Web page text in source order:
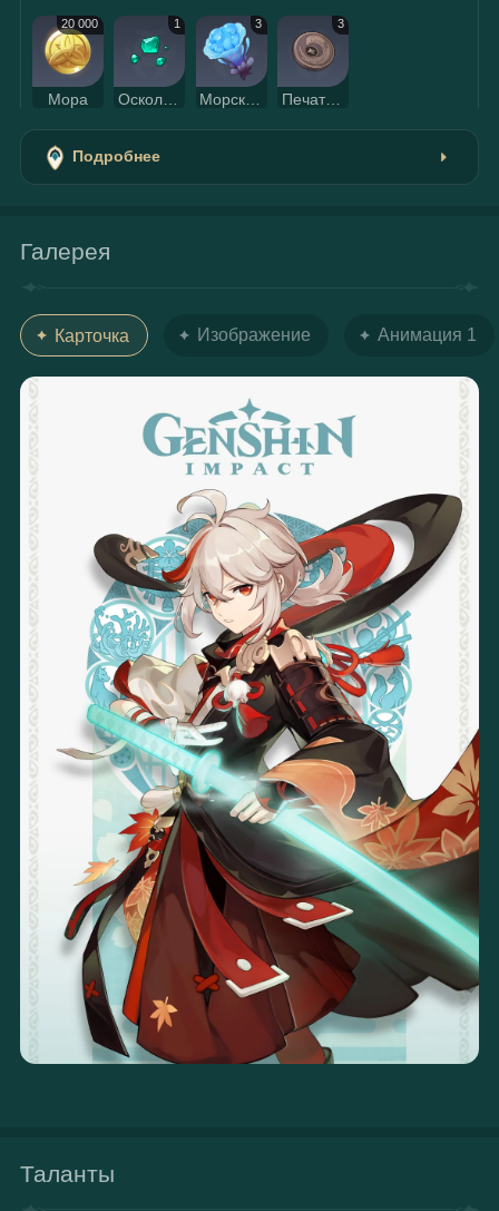
20 000
Мора
1
Осколок бирюзы Вайюда
3 3
Печать Похитителей сокровищ
Подробнее
Галерея
Карточка Изображение Анимация 1
Таланты